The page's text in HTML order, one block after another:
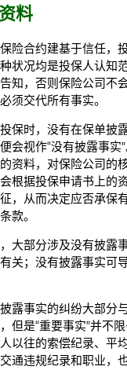
料
险合约建基于信任，
状况均是投保人认知
知，否则保险公司不
须交代所有事实。
保时，没有在保单披
会视作“没有披露事实
资料，对保险公司的
根据投保申请书上的
，从而决定应否承保
款。
大部分涉及没有披露
关；没有披露事实可
露事实的纠纷大部分
但是“重要事实”并不
以往的索偿纪录、平
通违规纪录和职业，